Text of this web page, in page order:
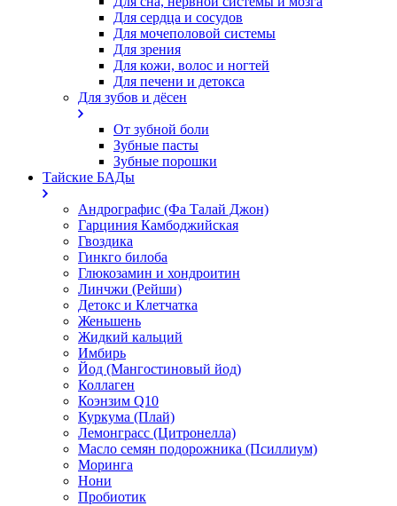
Для сердца и сосудов
Для мочеполовой системы
Для зрения
Для кожи, волос и ногтей
Для печени и детокса
Для зубов и дёсен
От зубной боли
Зубные пасты
Зубные порошки
Тайские БАДы
Андрографис (Фа Талай Джон)
Гарциния Камбоджийская
Гвоздика
Гинкго билоба
Глюкозамин и хондроитин
Линчжи (Рейши)
Детокс и Клетчатка
Женьшень
Жидкий кальций
Имбирь
Йод (Мангостиновый йод)
Коллаген
Коэнзим Q10
Куркума (Плай)
Лемонграсс (Цитронелла)
Масло семян подорожника (Псиллиум)
Моринга
Нони
Пробиотик